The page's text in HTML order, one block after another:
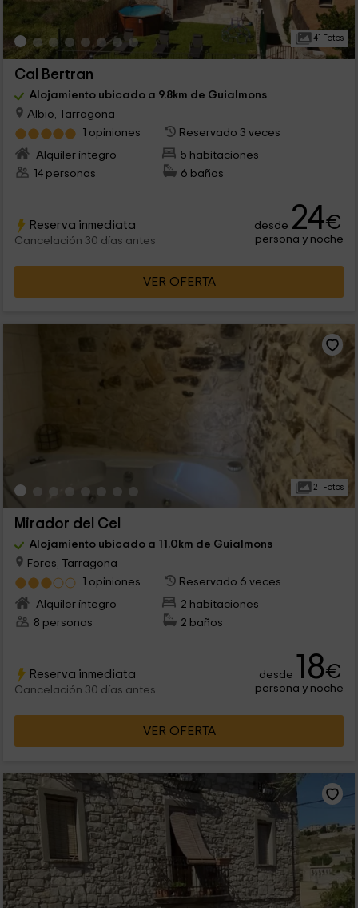
41 Fotos
Cal Bertran
Alojamiento ubicado a 9.8km de Guialmons
Albio, Tarragona
1 opiniones
Reservado 3 veces
Alquiler íntegro
5 habitaciones
14 personas
6 baños
Reserva inmediata
Cancelación 30 días antes
desde 24€
persona y noche
VER OFERTA
21 Fotos
Mirador del Cel
Alojamiento ubicado a 11.0km de Guialmons
Fores, Tarragona
1 opiniones
Reservado 6 veces
Alquiler íntegro
2 habitaciones
8 personas
2 baños
Reserva inmediata
Cancelación 30 días antes
desde 18€
persona y noche
VER OFERTA